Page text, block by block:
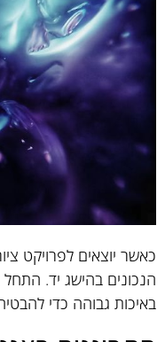
כאשר יוצאים לפרויקט
הנכונים בהישג יד. התחל
באיכות גבוהה כדי